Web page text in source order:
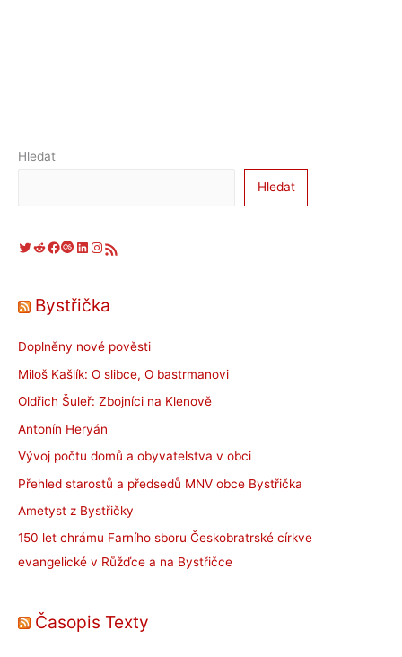
Hledat
Hledat
Twitter Reddit Facebook Last.fm LinkedIn Instagram RSS zdroj
Bystřička
Doplněny nové pověsti
Miloš Kašlík: O slibce, O bastrmanovi
Oldřich Šuleř: Zbojníci na Klenově
Antonín Heryán
Vývoj počtu domů a obyvatelstva v obci
Přehled starostů a předsedů MNV obce Bystřička
Ametyst z Bystřičky
150 let chrámu Farního sboru Českobratrské církve
evangelické v Růžďce a na Bystřičce
Časopis Texty